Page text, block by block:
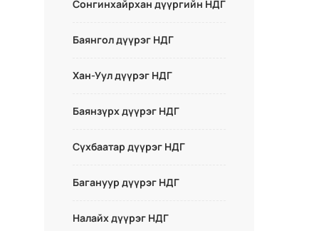
Сонгинхайрхан дүүргийн НДГ
Баянгол дүүрэг НДГ
Хан-Уул дүүрэг НДГ
Баянзүрх дүүрэг НДГ
Сүхбаатар дүүрэг НДГ
Багануур дүүрэг НДГ
Налайх дүүрэг НДГ